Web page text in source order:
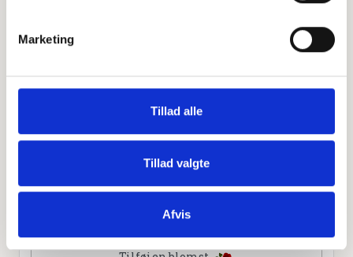
Marketing
Tillad alle
Tillad valgte
Afvis
Sammen kan vi mindes Mimi Andersen. Du kan tænde et
lys, skrive et mindeord,
rose
Tænd et lys
Tilføj et hjerte